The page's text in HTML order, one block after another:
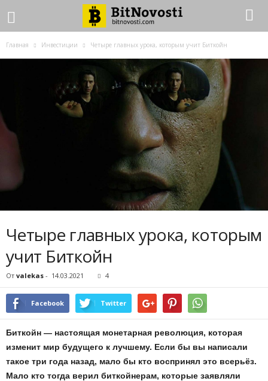
Главная Инвестиции Четыре главных урока, которым учит Биткойн
Четыре главных урока, которым
учит Биткойн
От valekas - 14.03.2021 4
Facebook Twitter
Биткойн — настоящая монетарная революция, которая
изменит мир будущего к лучшему. Если бы вы написали
такое три года назад, мало бы кто воспринял это всерьёз.
Мало кто тогда верил биткойнерам, которые заявляли